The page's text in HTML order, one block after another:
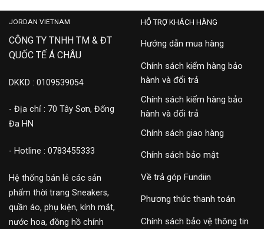
JORDAN VIETNAM
CÔNG TY TNHH TM & ĐT
QUỐC TẾ Á CHÂU
DKKD : 0109539054
- Địa chỉ : 70 Tây Sơn, Đống
Đa HN
- Hotline : 0783455333
Hệ thống bán lẻ các sản
phẩm thời trang Sneakers,
quần áo, phụ kiện, kính mắt,
nước hoa, đồng hồ chính
HỖ TRỢ KHÁCH HÀNG
Hướng dẫn mua hàng
Chính sách kiểm hàng bảo
hành và đổi trả
Chính sách kiểm hàng bảo
hành và đổi trả
Chính sách giao hàng
Chính sách bảo mật
Về trả góp Fundiin
Phương thức thanh toán
Chính sách bảo vệ thông tin